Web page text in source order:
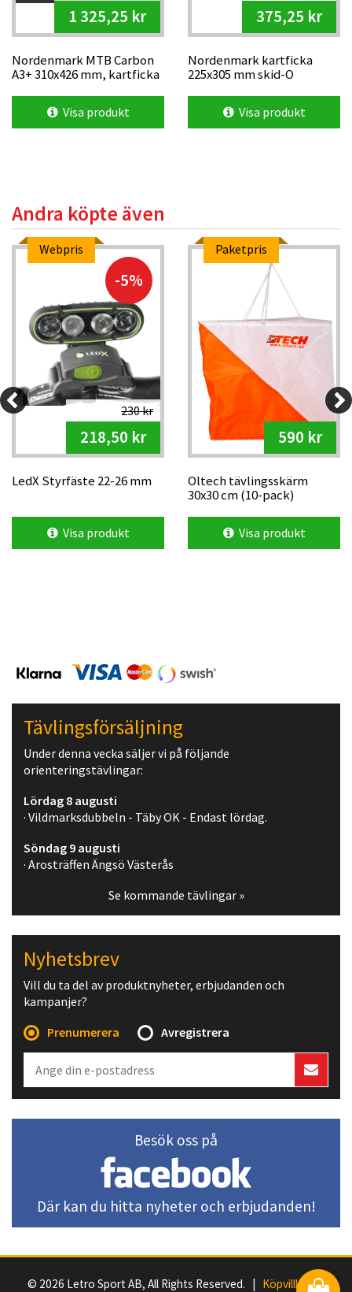
1 325,25 kr
Nordenmark MTB Carbon
A3+ 310x426 mm, kartficka
Visa produkt
375,25 kr
Nordenmark kartficka
225x305 mm skid-O
Visa produkt
Andra köpte även
Webpris
-5%
230 kr
218,50 kr
LedX Styrfäste 22-26 mm
Visa produkt
Paketpris
590 kr
Oltech tävlingsskärm
30x30 cm (10-pack)
Visa produkt
Tävlingsförsäljning
Under denna vecka säljer vi på följande
orienteringstävlingar:
Lördag 8 augusti
· Vildmarksdubbeln - Täby OK - Endast lördag.
Söndag 9 augusti
· Arosträffen Ängsö Västerås
Se kommande tävlingar »
Nyhetsbrev
Vill du ta del av produktnyheter, erbjudanden och
kampanjer?
Prenumerera
Avregistrera
Besök oss på
Där kan du hitta nyheter och erbjudanden!
© 2026 Letro Sport AB, All Rights Reserved. | Köpvillkor|